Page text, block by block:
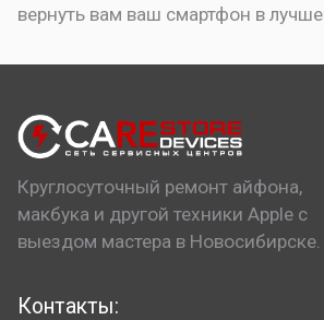
вернуть вам ваш смартфон в
Круглосуточный ремонт айфона,
макбука и другой техники Apple с
выездом мастера в Новосибирске.
Контакты: